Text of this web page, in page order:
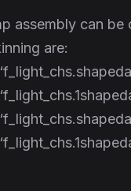
assembly can
are: